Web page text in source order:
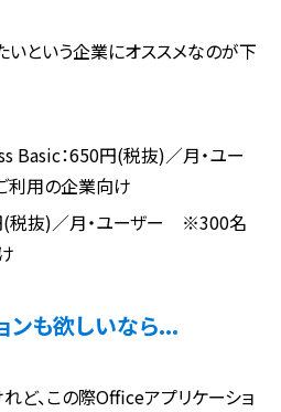
いという企業にオススメなのが下
：650円(税抜)／月・ユー
用の企業向け
(税抜)／月・ユーザー ※300名
ンも欲しいなら...
ど、この際Officeアプリケーショ